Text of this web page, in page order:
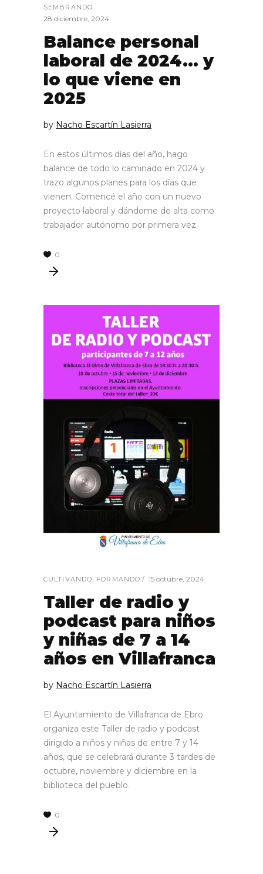
SEMBRANDO
28 diciembre, 2024
Balance personal
laboral de 2024… y
lo que viene en
2025
by Nacho Escartín Lasierra
En estos últimos días del año, hago
balance de todo lo caminado en 2024 y
trazo algunos planes para los días que
vienen. Comencé el año con un nuevo
proyecto laboral y dándome de alta como
trabajador autónomo por primera vez
0
CULTIVANDO, FORMANDO 15 octubre, 2024
Taller de radio y
podcast para niños
y niñas de 7 a 14
años en Villafranca
by Nacho Escartín Lasierra
El Ayuntamiento de Villafranca de Ebro
organiza este Taller de radio y podcast
dirigido a niños y niñas de entre 7 y 14
años, que se celebrará durante 3 tardes de
octubre, noviembre y diciembre en la
biblioteca del pueblo.
0